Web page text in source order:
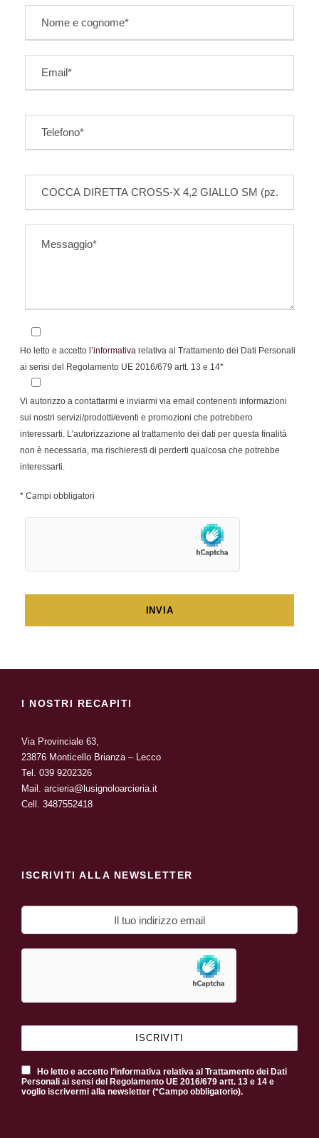
Ho letto e accetto l’informativa relativa al Trattamento dei Dati Personali
ai sensi del Regolamento UE 2016/679 artt. 13 e 14*
Vi autorizzo a contattarmi e inviarmi via email contenenti informazioni
sui nostri servizi/prodotti/eventi e promozioni che potrebbero
interessarti. L’autorizzazione al trattamento dei dati per questa finalità
non è necessaria, ma rischieresti di perderti qualcosa che potrebbe
interessarti.
* Campi obbligatori
I NOSTRI RECAPITI
Via Provinciale 63,
23876 Monticello Brianza – Lecco
Tel. 039 9202326
Mail. arcieria@lusignoloarcieria.it
Cell. 3487552418
ISCRIVITI ALLA NEWSLETTER
Ho letto e accetto l’informativa relativa al Trattamento dei Dati
Personali ai sensi del Regolamento UE 2016/679 artt. 13 e 14 e
voglio iscrivermi alla newsletter (*Campo obbligatorio).